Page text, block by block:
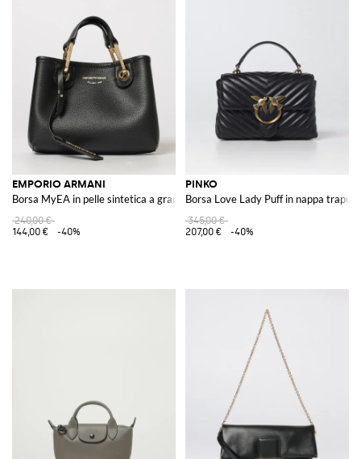
EMPORIO ARMANI
Borsa MyEA in pelle sintetica a grana
240,00 €
144,00 €
-40%
PINKO
Borsa Love Lady Puff in nappa
345,00 €
207,00 €
-40%